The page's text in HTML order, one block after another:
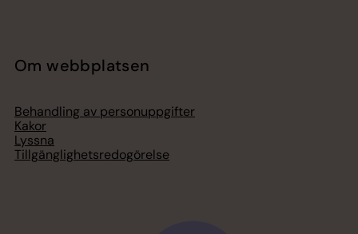
Om webbplatsen
Behandling av personuppgifter
Kakor
Lyssna
Tillgänglighetsredogörelse